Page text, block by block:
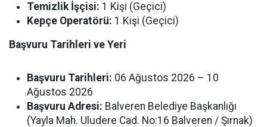
Temizlik İşçisi: 1 Kişi (Geçici)
Kepçe Operatörü: 1 Kişi (Geçici)
Başvuru Tarihleri ve Yeri
Başvuru Tarihleri: 06 Ağustos 2026 – 10
Ağustos 2026
Başvuru Adresi: Balveren Belediye Başkanlığı
(Yayla Mah. Uludere Cad. No:16 Balveren / Şırnak)